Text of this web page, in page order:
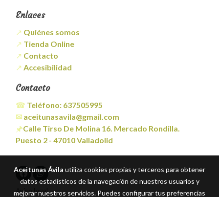
Enlaces
↗ Quiénes somos
↗ Tienda Online
↗ Contacto
↗ Accesibilidad
Contacto
☎ Teléfono: 637505995
✉ aceitunasavila@gmail.com
🖈Calle Tirso De Molina 16. Mercado Rondilla.
Puesto 2 - 47010 Valladolid
Aviso legal
Aceitunas Ávila utiliza cookies propias y terceros para obtener
datos estadísticos de la navegación de nuestros usuarios y
mejorar nuestros servicios. Puedes configurar tus preferencias